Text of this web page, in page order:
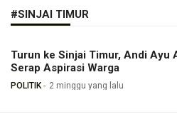
#SINJAI TIMUR
Turun ke Sinjai Timur, Andi Ayu
Serap Aspirasi Warga
POLITIK 2 minggu yang lalu